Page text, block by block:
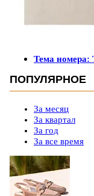
Тема номера:
ПОПУЛЯРНОЕ
За месяц
За квартал
За год
За все время